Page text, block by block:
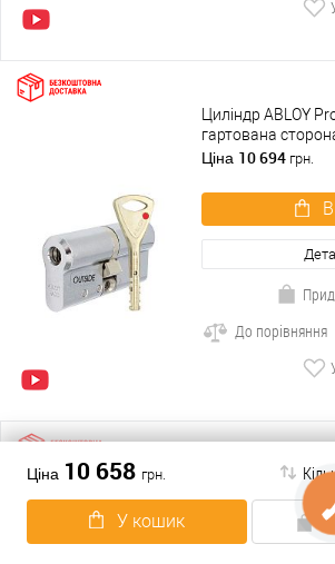
Ціна 10 658 грн.
У кошик
Циліндр ABLOY
гартована
Ціна 10 694 грн.
До порівняння
Циліндр ABLOY
(H - гартована
грн.